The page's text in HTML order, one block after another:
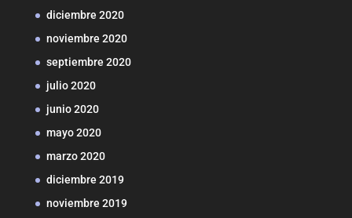
diciembre 2020
noviembre 2020
septiembre 2020
julio 2020
junio 2020
mayo 2020
marzo 2020
diciembre 2019
noviembre 2019